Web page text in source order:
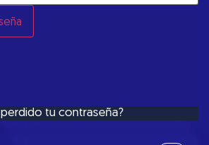
perdido tu contraseña?